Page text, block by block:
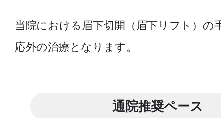
当院における眉下切開（眉下リフト）の
応外の治療となります。
通院推奨ペース